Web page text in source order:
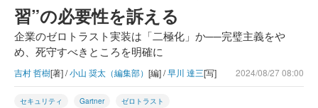
習”の必要性を訴える
企業のゼロトラスト実装は「二極化」か──完璧主義をや
め、死守すべきところを明確に
吉村 哲樹[著] /小山 奨太（編集部） [編] /早川 達三[写] 2024/08/27 08:00
セキュリティ Gartner ゼロトラスト